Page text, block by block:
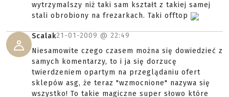
wytrzymalszy niż taki sam kształt z takiej samej
stali obrobiony na frezarkach. Taki offtop
Scalak21-01-2009 @ 22:49
Niesamowite czego czasem można się dowiedzieć z
samych komentarzy, to i ja się dorzucę
twierdzeniem opartym na przeglądaniu ofert
sklepów asg, że teraz "wzmocnione" nazywa się
wszystko! To takie magiczne super słowo które